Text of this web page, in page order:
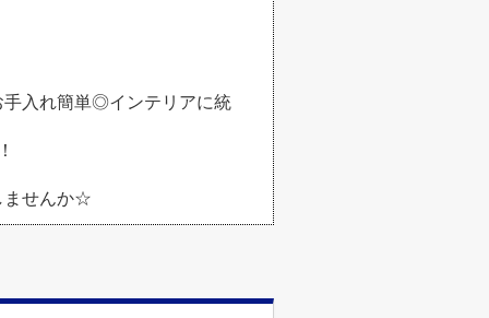
手入れ簡単◎インテリアに統
ませんか☆